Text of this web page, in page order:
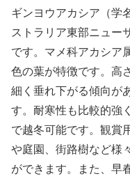
ギンヨウアカシア（学
ストラリア東部ニュー
です。マメ科アカシア
色の葉が特徴です。高
細く垂れ下がる傾向が
す。耐寒性も比較的強
で越冬可能です。観賞
や庭園、街路樹など様
ができます。また、早